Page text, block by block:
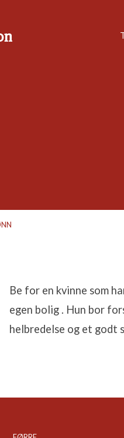
Forbønn
Be for en kvinne som
egen bolig . Hun bor
helbredelse og et godt